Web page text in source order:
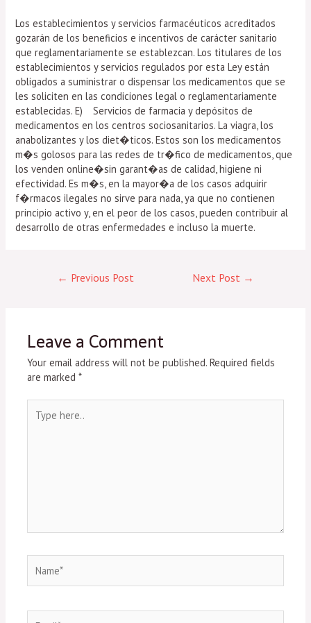
Los establecimientos y servicios farmacéuticos acreditados
gozarán de los beneficios e incentivos de carácter sanitario
que reglamentariamente se establezcan. Los titulares de los
establecimientos y servicios regulados por esta Ley están
obligados a suministrar o dispensar los medicamentos que se
les soliciten en las condiciones legal o reglamentariamente
establecidas. E) Servicios de farmacia y depósitos de
medicamentos en los centros sociosanitarios. La viagra, los
anabolizantes y los diet�ticos. Estos son los medicamentos
m�s golosos para las redes de tr�fico de medicamentos, que
los venden online�sin garant�as de calidad, higiene ni
efectividad. Es m�s, en la mayor�a de los casos adquirir
f�rmacos ilegales no sirve para nada, ya que no contienen
principio activo y, en el peor de los casos, pueden contribuir al
desarrollo de otras enfermedades e incluso la muerte.
← Previous Post Next Post →
Leave a Comment
Your email address will not be published. Required fields
are marked*
here..